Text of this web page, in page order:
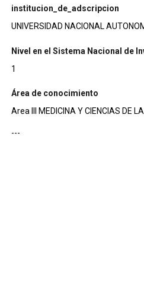
institucion_de_adscripcion
UNIVERSIDAD NACIONAL
Nivel en el Sistema Nacional de
1
Área de conocimiento
Area III MEDICINA Y CIENCIAS DE
---